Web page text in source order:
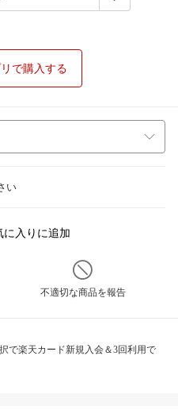
で購入する
い
に入りに追加
不適切な商品を報告
で楽天カード新規入会＆3回利用で